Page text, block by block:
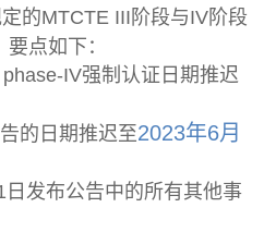
的MTCTE III阶段与IV阶段
点如下：
IV强制认证日期推迟
的日期推迟至2023年6月
发布公告中的所有其他事